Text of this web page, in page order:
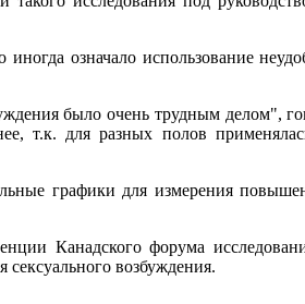
означало использование
было очень трудным делом",
т.к. для разных полов
графики для измерения
Канадского форума
возбуждения.